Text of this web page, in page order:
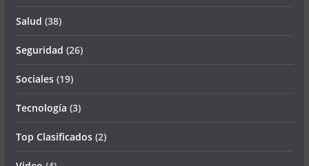
Salud (38)
Seguridad (26)
Sociales(19)
Tecnología (3)
Top Clasificados(2)